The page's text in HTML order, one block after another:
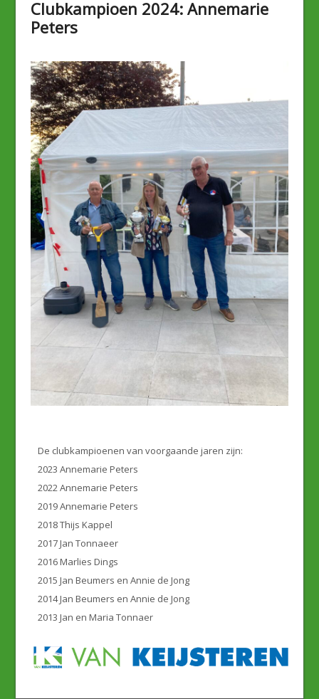
Clubkampioen 2024: Annemarie
Peters
De clubkampioenen van voorgaande jaren zijn:
2023 Annemarie Peters
2022 Annemarie Peters
2019 Annemarie Peters
2018 Thijs Kappel
2017 Jan Tonnaeer
2016 Marlies Dings
2015 Jan Beumers en Annie de Jong
2014 Jan Beumers en Annie de Jong
2013 Jan en Maria Tonnaer